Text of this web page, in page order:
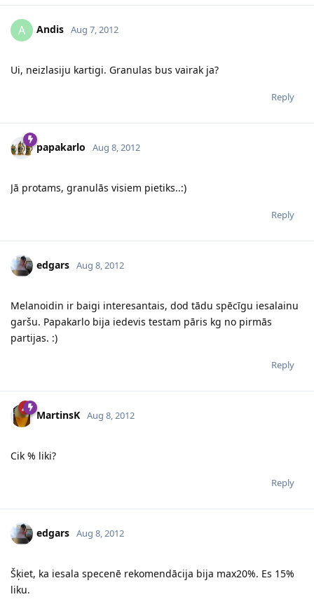
A Andis Aug 7, 2012
Ui, neizlasiju kartigi. Granulas bus vairak ja?
Reply
papakarlo Aug 8, 2012
Jā protams, granulās visiem pietiks..:)
Reply
edgars Aug 8, 2012
Melanoidin ir baigi interesantais, dod tādu spēcīgu iesalainu
garšu. Papakarlo bija iedevis testam pāris kg no pirmās
partijas. :)
Reply
MartinsK Aug 8, 2012
Cik % liki?
Reply
edgars Aug 8, 2012
Šķiet, ka iesala specenē rekomendācija bija max20%. Es 15%
liku.